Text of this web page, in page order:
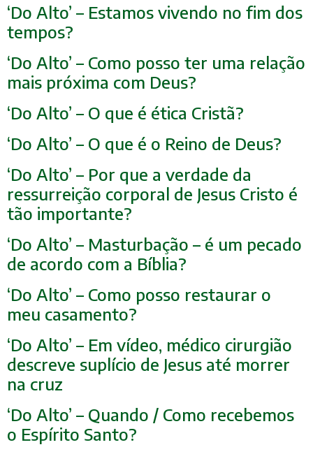
‘Do Alto’ – Estamos vivendo no fim dos
tempos?
‘Do Alto’ – Como posso ter uma relação
mais próxima com Deus?
‘Do Alto’ – O que é ética Cristã?
‘Do Alto’ – O que é o Reino de Deus?
‘Do Alto’ – Por que a verdade da
ressurreição corporal de Jesus Cristo é
tão importante?
‘Do Alto’ – Masturbação – é um pecado
de acordo com a Bíblia?
‘Do Alto’ – Como posso restaurar o
meu casamento?
‘Do Alto’ – Em vídeo, médico cirurgião
descreve suplício de Jesus até morrer
na cruz
‘Do Alto’ – Quando / Como recebemos
o Espírito Santo?